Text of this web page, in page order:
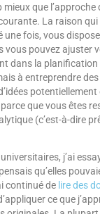
que l’approche
La raison qui
une fois, vous
vous pouvez ajuster
dans la
à entreprendre
potentiellement
que vous êtes
(c’est-à-dire
j’ai
qu’elles
continué de lire des
ce que